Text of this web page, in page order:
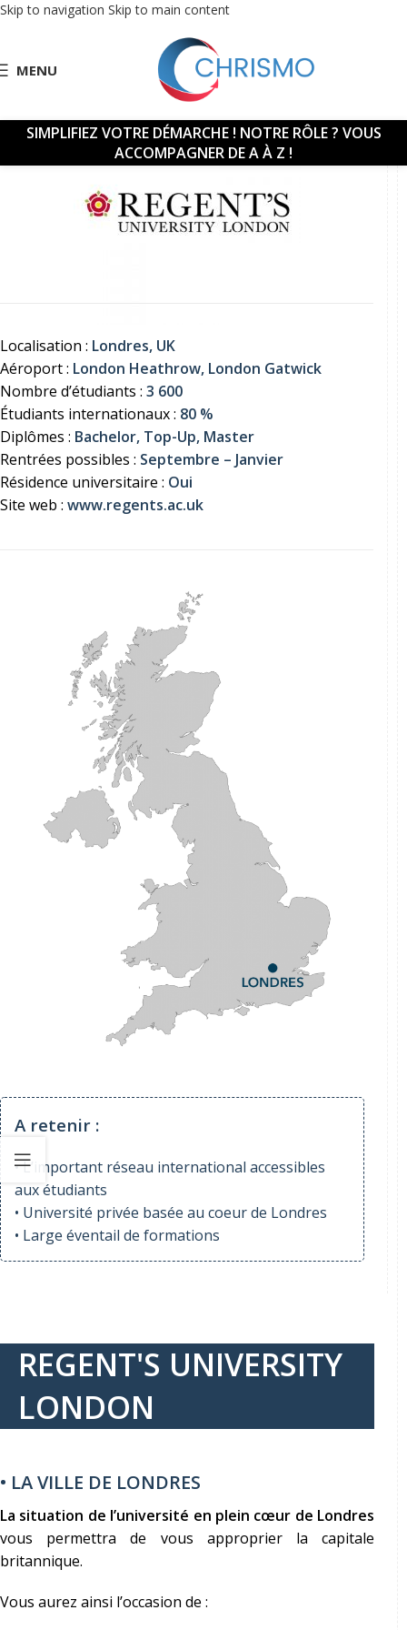
Skip to navigation Skip to main content
MENU
SIMPLIFIEZ VOTRE DÉMARCHE ! NOTRE RÔLE ? VOUS
ACCOMPAGNER DE A À Z !
Localisation : Londres, UK
Aéroport : London Heathrow, London Gatwick
Nombre d’étudiants : 3 600
Étudiants internationaux : 80 %
Diplômes : Bachelor, Top-Up, Master
Rentrées possibles : Septembre – Janvier
Résidence universitaire : Oui
Site web : www.regents.ac.uk
A retenir :
• L’important réseau international accessibles
aux étudiants
• Université privée basée au coeur de Londres
• Large éventail de formations
REGENT'S UNIVERSITY
LONDON
• LA VILLE DE LONDRES
La situation de l’université en plein cœur de Londres
vous permettra de vous approprier la capitale
britannique.
Vous aurez ainsi l’occasion de :